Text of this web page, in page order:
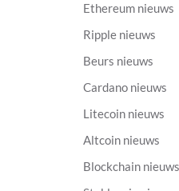
Ethereum nieuws
Ripple nieuws
Beurs nieuws
Cardano nieuws
Litecoin nieuws
Altcoin nieuws
Blockchain nieuws